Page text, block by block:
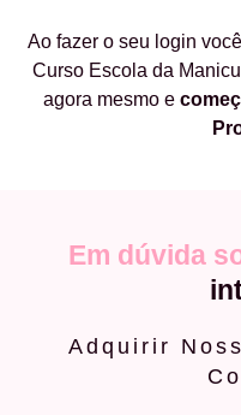
Ao fazer o seu login
Curso Escola da
agora mesmo e
Em dúvida
Adquirir